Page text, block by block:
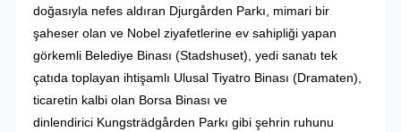
doğasıyla nefes aldıran Djurgården Parkı, mimari bir
şaheser olan ve Nobel ziyafetlerine ev sahipliği yapan
görkemli Belediye Binası (Stadshuset), yedi sanatı tek
çatıda toplayan ihtişamlı Ulusal Tiyatro Binası (Dramaten),
ticaretin kalbi olan Borsa Binası ve
dinlendirici Kungsträdgården Parkı gibi şehrin ruhunu